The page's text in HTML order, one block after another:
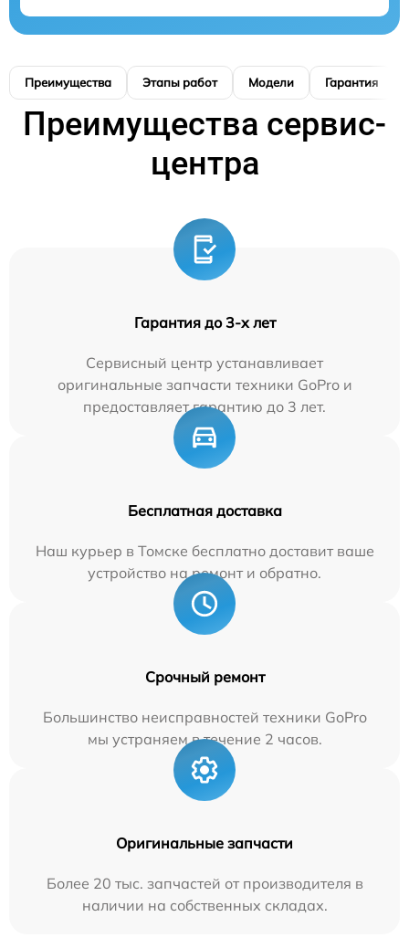
Преимущества Этапы работ Модели Гарантия
Преимущества сервис-
центра
Гарантия до 3-х лет
Сервисный центр устанавливает
оригинальные запчасти техники GoPro и
предоставляет гарантию до 3 лет.
Бесплатная доставка
Наш курьер в Томске бесплатно доставит ваше
устройство на ремонт и обратно.
Срочный ремонт
Большинство неисправностей техники GoPro
мы устраняем в течение 2 часов.
Оригинальные запчасти
Более 20 тыс. запчастей от производителя в
наличии на собственных складах.